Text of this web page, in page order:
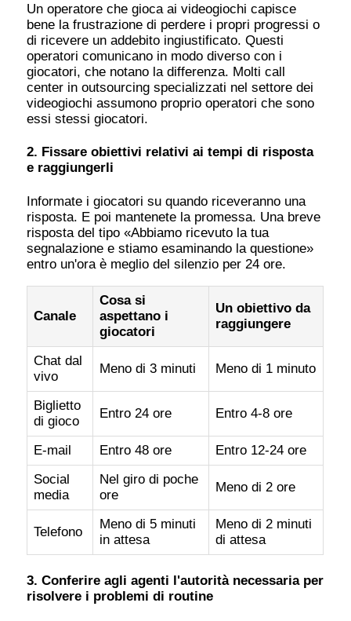
Un operatore che gioca ai videogiochi capisce
bene la frustrazione di perdere i propri progressi o
di ricevere un addebito ingiustificato. Questi
operatori comunicano in modo diverso con i
giocatori, che notano la differenza. Molti call
center in outsourcing specializzati nel settore dei
videogiochi assumono proprio operatori che sono
essi stessi giocatori.
2. Fissare obiettivi relativi ai tempi di risposta
e raggiungerli
Informate i giocatori su quando riceveranno una
risposta. E poi mantenete la promessa. Una breve
risposta del tipo «Abbiamo ricevuto la tua
segnalazione e stiamo esaminando la questione»
entro un'ora è meglio del silenzio per 24 ore.
Canale
Cosa si
aspettano i
giocatori
Un obiettivo da
raggiungere
Chat dal
vivo
Meno di 3 minuti Meno di 1 minuto
Biglietto
di gioco
Entro 24 ore Entro 4-8 ore
E-mail Entro 48 ore
Entro 12-24 ore
Social
media
Nel giro di poche
ore
Meno di 2 ore
Telefono
Meno di 5 minuti
in attesa
Meno di 2 minuti
di attesa
3. Conferire agli agenti l'autorità necessaria per
risolvere i problemi di routine